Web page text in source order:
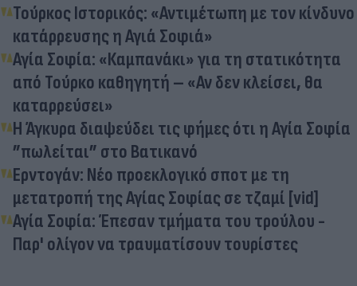
Τούρκος Ιστορικός: «Αντιμέτωπη με τον κίνδυνο
κατάρρευσης η Αγιά Σοφιά»
Αγία Σοφία: «Καμπανάκι» για τη στατικότητα
από Τούρκο καθηγητή – «Αν δεν κλείσει, θα
καταρρεύσει»
Η Άγκυρα διαψεύδει τις φήμες ότι η Αγία Σοφία
”πωλείται” στο Βατικανό
Ερντογάν: Νέο προεκλογικό σποτ με τη
μετατροπή της Αγίας Σοφίας σε τζαμί [vid]
Αγία Σοφία: Έπεσαν τμήματα του τρούλου -
Παρ' ολίγον να τραυματίσουν τουρίστες